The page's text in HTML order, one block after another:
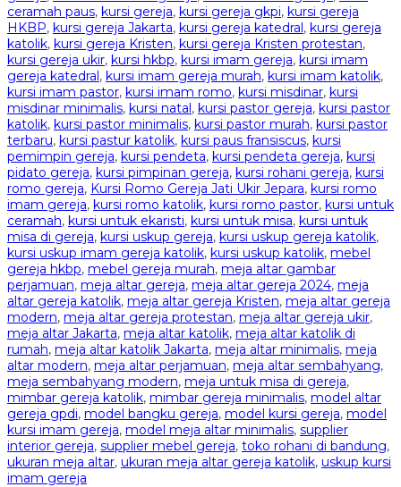
ceramah paus, kursi gereja, kursi gereja gkpi, kursi gereja
HKBP, kursi gereja Jakarta, kursi gereja katedral, kursi gereja
katolik, kursi gereja Kristen, kursi gereja Kristen protestan,
kursi gereja ukir, kursi hkbp, kursi imam gereja, kursi imam
gereja katedral, kursi imam gereja murah, kursi imam katolik,
kursi imam pastor, kursi imam romo, kursi misdinar, kursi
misdinar minimalis, kursi natal, kursi pastor gereja, kursi pastor
katolik, kursi pastor minimalis, kursi pastor murah, kursi pastor
terbaru, kursi pastur katolik, kursi paus fransiscus, kursi
pemimpin gereja, kursi pendeta, kursi pendeta gereja, kursi
pidato gereja, kursi pimpinan gereja, kursi rohani gereja, kursi
romo gereja, Kursi Romo Gereja Jati Ukir Jepara, kursi romo
imam gereja, kursi romo katolik, kursi romo pastor, kursi untuk
ceramah, kursi untuk ekaristi, kursi untuk misa, kursi untuk
misa di gereja, kursi uskup gereja, kursi uskup gereja katolik,
kursi uskup imam gereja katolik, kursi uskup katolik, mebel
gereja hkbp, mebel gereja murah, meja altar gambar
perjamuan, meja altar gereja, meja altar gereja 2024, meja
altar gereja katolik, meja altar gereja Kristen, meja altar gereja
modern, meja altar gereja protestan, meja altar gereja ukir,
meja altar Jakarta, meja altar katolik, meja altar katolik di
rumah, meja altar katolik Jakarta, meja altar minimalis, meja
altar modern, meja altar perjamuan, meja altar sembahyang,
meja sembahyang modern, meja untuk misa di gereja,
mimbar gereja katolik, mimbar gereja minimalis, model altar
gereja gpdi, model bangku gereja, model kursi gereja, model
kursi imam gereja, model meja altar minimalis, supplier
interior gereja, supplier mebel gereja, toko rohani di bandung,
ukuran meja altar, ukuran meja altar gereja katolik, uskup kursi
imam gereja